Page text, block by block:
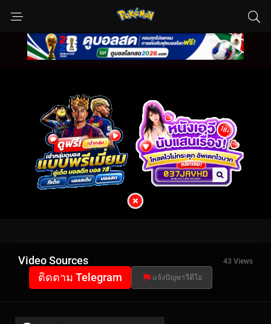
Video Sources 43 Views
ติดตาม Telegram แจ้งปัญหาวีดีโอ